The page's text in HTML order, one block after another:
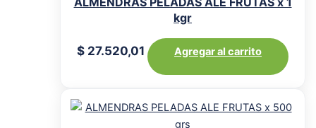
kgr
$ 27.520,01 Agregar al carrito